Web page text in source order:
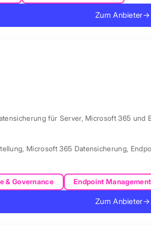
Zum Anbieter→
für Server, Microsoft 365 und
, Microsoft 365 Datensicherung,
& Governance Endpoint Management
Zum Anbieter→